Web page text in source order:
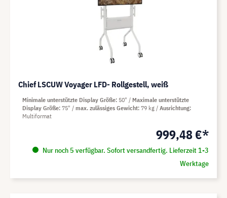
Chief LSCUW Voyager LFD- Rollgestell, weiß
999,48 €*
Nur noch 5 verfügbar. Sofort versandfertig. Lieferzeit 1-3
Werktage
Minimale unterstützte Display Größe 50"
Maximale unterstützte
Display Größe 75" max. zulässiges Gewicht 79 kg
Ausrichtung
Multiformat